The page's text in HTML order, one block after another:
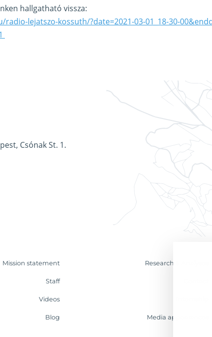
hallgatható vissza:
lejatszo-kossuth/?date=2021-03-01_18-30-
Csónak St. 1.
Mission statement Research & Analyses
Staff
Videos
Blog Media appearances